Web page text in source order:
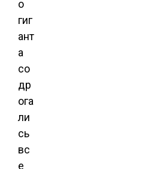
о
гиг
ант
а
со
др
ога
ли
сь
вс
е